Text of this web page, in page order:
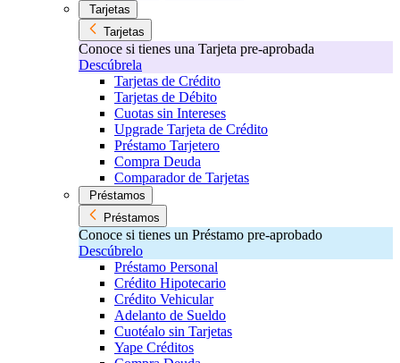
Tarjetas
Tarjetas
Conoce si tienes una Tarjeta pre-aprobada
Descúbrela
Tarjetas de Crédito
Tarjetas de Débito
Cuotas sin Intereses
Upgrade Tarjeta de Crédito
Préstamo Tarjetero
Compra Deuda
Comparador de Tarjetas
Préstamos
Préstamos
Conoce si tienes un Préstamo pre-aprobado
Descúbrelo
Préstamo Personal
Crédito Hipotecario
Crédito Vehicular
Adelanto de Sueldo
Cuotéalo sin Tarjetas
Yape Créditos